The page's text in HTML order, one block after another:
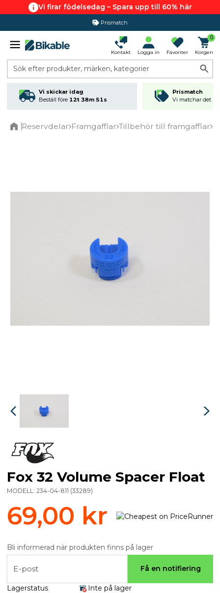
Vi firar födelsedag – Spara upp till 60% här
Prismatch
Kontakt Logga in Favoriter
0
Korgen
Sök efter produkter, märken, kategorier
Vi skickar idag
Beställ före 12t 38m 51s
Prismatch
Vi matchar det
Reservdelar Framgafflar Tillbehör till framgafflar
Fox 32 Volume Spacer Float
MODELL: 234-04-811 (33289)
69,00 kr
Bli informerad när produkten finns på lager
E-post Få en notifiering
Lagerstatus
Inte på lager